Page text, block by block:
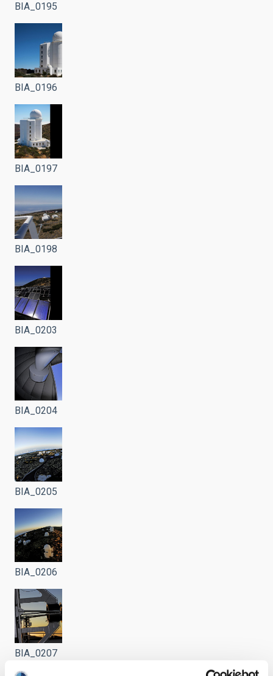
BIA_0195
BIA_0196
BIA_0197
BIA_0198
BIA_0203
BIA_0204
BIA_0205
BIA_0206
BIA_0207